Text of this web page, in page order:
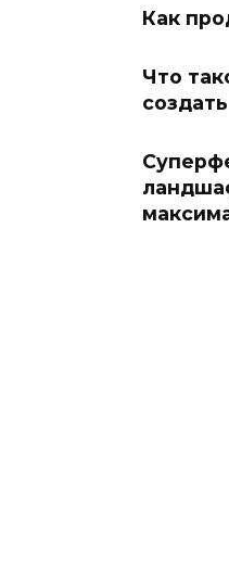
Как
Что
создать